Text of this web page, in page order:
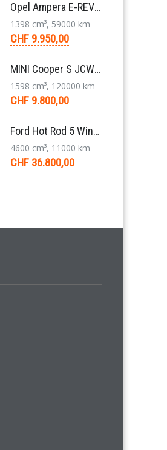
Opel Ampera E-REV Plug-in-Hybrid Limousine 2012
1398 cm³, 59000 km
CHF 9.950,00
MINI Cooper S JCW R56 N14 Kleinwagen 6-Gang 2011
1598 cm³, 120000 km
CHF 9.800,00
Ford Hot Rod 5 Window 283 V8 4-Gang 1929
4600 cm³, 11000 km
CHF 36.800,00